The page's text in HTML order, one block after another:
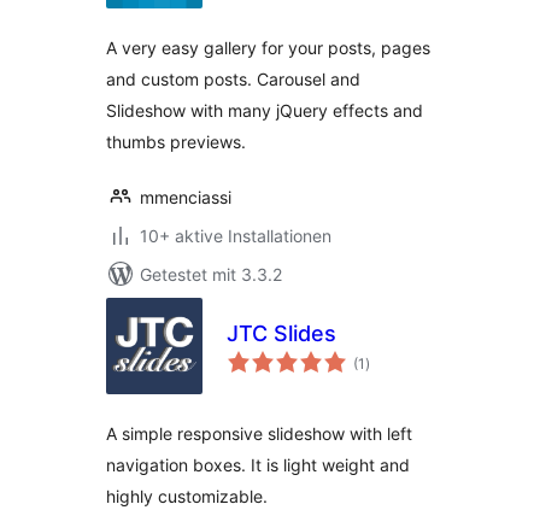
A very easy gallery for your posts, pages
and custom posts. Carousel and
Slideshow with many jQuery effects and
thumbs previews.
mmenciassi
10+ aktive Installationen
Getestet mit 3.3.2
JTC Slides
(1 Bewertungen
insgesamt
)
A simple responsive slideshow with left
navigation boxes. It is light weight and
highly customizable.